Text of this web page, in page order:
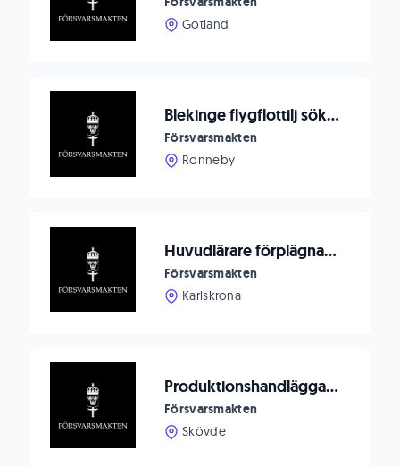
Gotland
Blekinge flygflottilj söker ställföreträdande sektionschef till Drivmedelssektionen på Logistikenheten Ronneby
Försvarsmakten
Ronneby
Huvudlärare förplägnad Sjö
Försvarsmakten
Karlskrona
Produktionshandläggare till Markverkstad Skövde
Försvarsmakten
Skövde